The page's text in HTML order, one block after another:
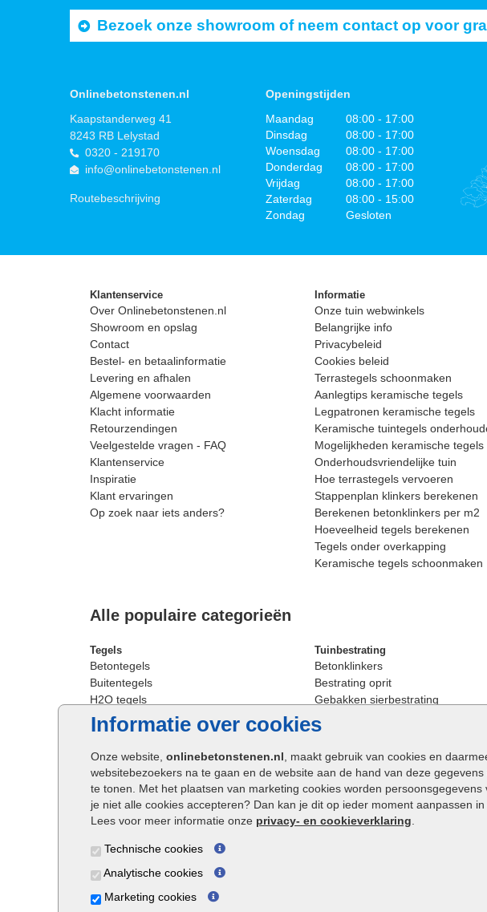
Informatie over cookies
Onze website, onlinebetonstenen.nl , maakt gebruik van cookies en
websitebezoekers na te gaan en de website aan de hand van deze
te tonen. Met het plaatsen van marketing cookies worden
je niet alle cookies accepteren? Dan kan je dit op ieder moment aanpassen in
Lees voor meer informatie onze privacy- en cookieverklaring
Technische cookies
Analytische cookies
Marketing cookies
Bezoek onze showroom of neem contact op voor
Onlinebetonstenen.nl
Kaapstanderweg 41
8243 RB Lelystad
0320 - 219170
info@onlinebetonstenen.nl
Routebeschrijving
Openingstijden
Maandag
08:00 - 17:00
Dinsdag
08:00 - 17:00
Woensdag
08:00 - 17:00
Donderdag
08:00 - 17:00
Vrijdag
08:00 - 17:00
Zaterdag
08:00 - 15:00
Zondag
Gesloten
Klantenservice
Over Onlinebetonstenen.nl
Showroom en opslag
Contact
Bestel- en betaalinformatie
Levering en afhalen
Algemene voorwaarden
Klacht informatie
Retourzendingen
Veelgestelde vragen - FAQ
Klantenservice
Inspiratie
Klant ervaringen
Op zoek naar iets anders?
Informatie
Onze tuin webwinkels
Belangrijke info
Privacybeleid
Cookies beleid
Terrastegels schoonmaken
Aanlegtips keramische tegels
Legpatronen keramische tegels
Keramische tuintegels
Mogelijkheden keramische tegels
Onderhoudsvriendelijke tuin
Hoe terrastegels vervoeren
Stappenplan klinkers berekenen
Berekenen betonklinkers per m2
Hoeveelheid tegels berekenen
Tegels onder overkapping
Keramische tegels schoonmaken
Alle populaire categorieën
Tegels
Betontegels
Buitentegels
H2O tegels
Keramische terrastegels
Oprit tegels
Patio tegels
Siertegels
Stoeptegels
Straattegels
Terrastegels
Buitentegels
Grote terrastegels
Tuinbestrating
Betonklinkers
Bestrating oprit
Gebakken sierbestrating
Strakke bestrating
Straatstenen
Straatklinkers
Trommelstenen
Tuinstenen
Waalformaat